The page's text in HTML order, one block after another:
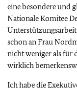
eine besondere und
Nationale Komitee
Unterstützungsarbeit
schon an Frau
nicht weniger als für
wirklich
Ich habe die